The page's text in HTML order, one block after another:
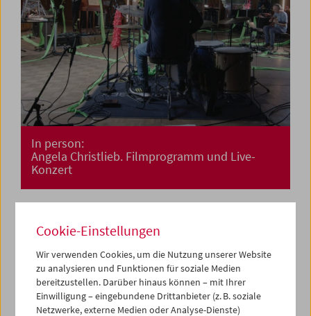
In person:
Angela Christlieb. Filmprogramm und Live-
Konzert
Cookie-Einstellungen
Wir verwenden Cookies, um die Nutzung unserer Website
zu analysieren und Funktionen für soziale Medien
bereitzustellen. Darüber hinaus können – mit Ihrer
Einwilligung – eingebundene Drittanbieter (z. B. soziale
Netzwerke, externe Medien oder Analyse-Dienste)